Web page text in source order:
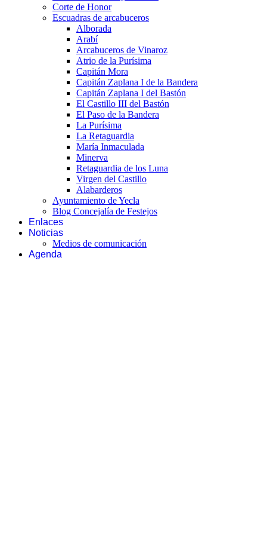
Corte de Honor
Escuadras de arcabuceros
Alborada
Arabí
Arcabuceros de Vinaroz
Atrio de la Purísima
Capitán Mora
Capitán Zaplana I de la Bandera
Capitán Zaplana I del Bastón
El Castillo III del Bastón
El Paso de la Bandera
La Purísima
La Retaguardia
María Inmaculada
Minerva
Retaguardia de los Luna
Virgen del Castillo
Alabarderos
Ayuntamiento de Yecla
Blog Concejalía de Festejos
Enlaces
Noticias
Medios de comunicación
Agenda